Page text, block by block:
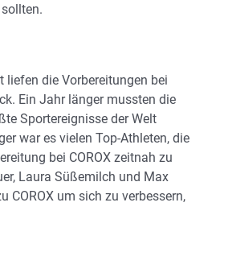
liefen die Vorbereitungen bei
Ein Jahr länger mussten die
Sportereignisse der Welt
war es vielen Top-Athleten, die
bei COROX zeitnah zu
Laura Süßemilch und Max
COROX um sich zu verbessern,